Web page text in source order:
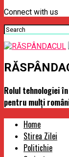
Connect with us
Rolul tehnologiei
pentru mulți
Home
Stirea Zilei
Politichie